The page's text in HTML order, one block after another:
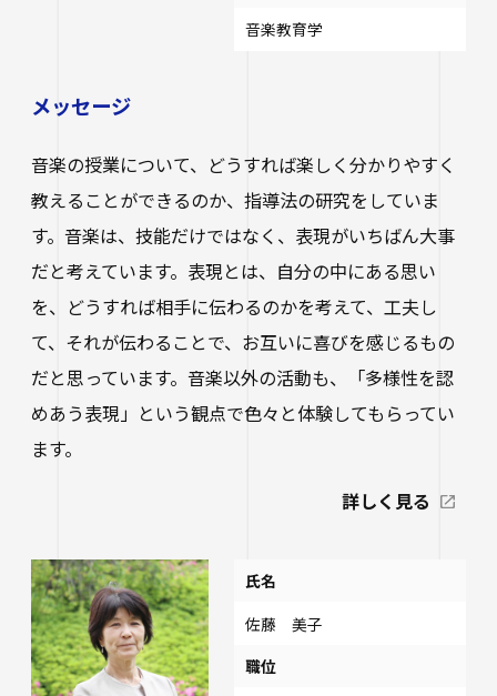
メッセージ
音楽の授業について、どうすれば楽しく分かりやすく
教えることができるのか、指導法の研究をしていま
す。音楽は、技能だけではなく、表現がいちばん大事
だと考えています。表現とは、自分の中にある思い
を、どうすれば相手に伝わるのかを考えて、工夫し
て、それが伝わることで、お互いに喜びを感じるもの
だと思っています。音楽以外の活動も、「多様性を認
めあう表現」という観点で色々と体験してもらってい
ます。
詳しく見る
音楽教育学
氏名
佐藤 美子
職位